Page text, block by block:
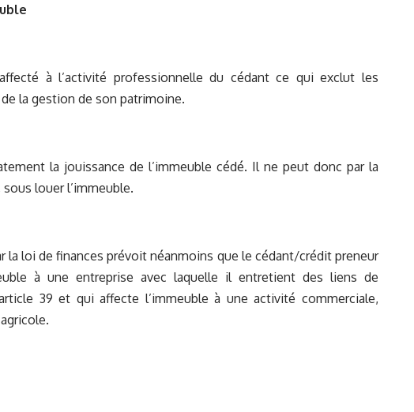
à l’activité professionnelle du cédant ce qui exclut les
la gestion de son patrimoine.
la jouissance de l’immeuble cédé. Il ne peut donc par la
louer l’immeuble.
la loi de finances prévoit néanmoins que le cédant/crédit preneur
à une entreprise avec laquelle il entretient des liens de
39 et qui affecte l’immeuble à une activité commerciale,